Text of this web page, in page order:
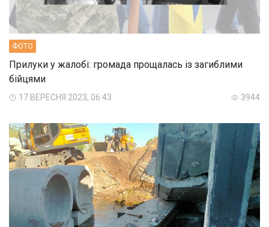
ФОТО
Прилуки у жалобі: громада прощалась із загиблими
бійцями
17 ВЕРЕСНЯ 2023, 06:43 3944